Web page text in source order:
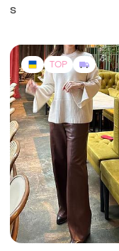
TOP